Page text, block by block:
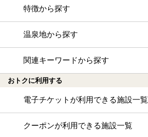
特徴から探す
温泉地から探す
関連キーワードから探す
おトクに利用する
電子チケットが利用できる施設一覧
クーポンが利用できる施設一覧